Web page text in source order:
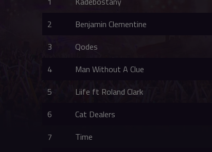
2
Benjamin Clementine
3
Qodes
4
Man Without A Clue
5
Liife ft Roland Clark
6
Cat Dealers
7
Time